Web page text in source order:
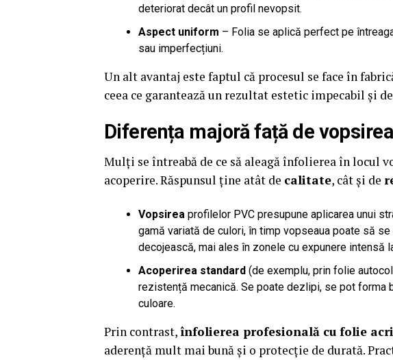
deteriorat decât un profil nevopsit.
Aspect uniform – Folia se aplică perfect pe
sau imperfecțiuni.
Un alt avantaj este faptul că procesul se face în
ceea ce garantează un rezultat estetic impecabil și
Diferența majoră față de
Mulți se întreabă de ce să aleagă înfolierea în locul
acoperire. Răspunsul ține atât de calitate, cât și de
Vopsirea profilelor PVC presupune aplicarea unui
gamă variată de culori, în timp vopseaua poate să
decojească, mai ales în zonele cu expunere intensă
Acoperirea standard (de exemplu, prin folie
rezistență mecanică. Se poate dezlipi, se pot forma
culoare.
Prin contrast,înfolierea profesională cu folie
aderență mult mai bună și o protecție de durată.